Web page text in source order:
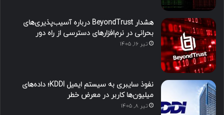
هشدار BeyondTrust درباره آسیب‌پذیری‌های
بحرانی در نرم‌افزارهای دسترسی از راه دور
تیر ۱۶, ۱۴۰۵
نفوذ سایبری به سیستم ایمیل KDDI؛ داده‌های
میلیون‌ها کاربر در معرض خطر
تیر ۸, ۱۴۰۵